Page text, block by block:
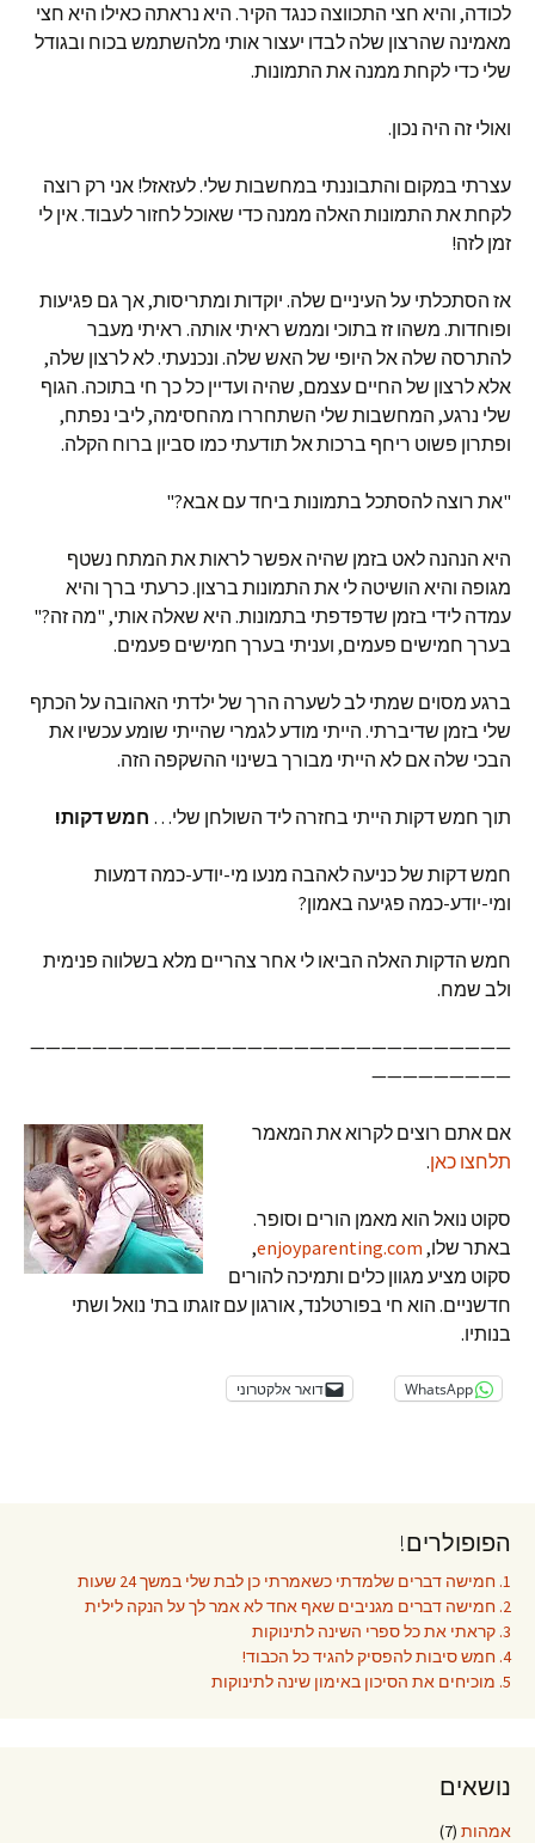
לכודה, והיא חצי התכווצה כנגד הקיר. היא נראתה כאילו היא חצי
מאמינה שהרצון שלה לבדו יעצור אותי מלהשתמש בכוח ובגודל
שלי כדי לקחת ממנה את התמונות.
ואולי זה היה נכון.
עצרתי במקום והתבוננתי במחשבות שלי. לעזאזל! אני רק רוצה
לקחת את התמונות האלה ממנה כדי שאוכל לחזור לעבוד. אין לי
זמן לזה!
אז הסתכלתי על העיניים שלה. יוקדות ומתריסות, אך גם פגיעות
ופוחדות. משהו זז בתוכי וממש ראיתי אותה. ראיתי מעבר
להתרסה שלה אל היופי של האש שלה. ונכנעתי. לא לרצון שלה,
אלא לרצון של החיים עצמם, שהיה ועדיין כל כך חי בתוכה. הגוף
שלי נרגע, המחשבות שלי השתחררו מהחסימה, ליבי נפתח,
ופתרון פשוט ריחף ברכות אל תודעתי כמו סביון ברוח הקלה.
"את רוצה להסתכל בתמונות ביחד עם אבא?"
היא הנהנה לאט בזמן שהיה אפשר לראות את המתח נשטף
מגופה והיא הושיטה לי את התמונות ברצון. כרעתי ברך והיא
עמדה לידי בזמן שדפדפתי בתמונות. היא שאלה אותי, "מה זה?"
בערך חמישים פעמים, ועניתי בערך חמישים פעמים.
ברגע מסוים שמתי לב לשערה הרך של ילדתי האהובה על הכתף
שלי בזמן שדיברתי. הייתי מודע לגמרי שהייתי שומע עכשיו את
הבכי שלה אם לא הייתי מבורך בשינוי ההשקפה הזה.
תוך חמש דקות הייתי בחזרה ליד השולחן שלי… חמש דקות!
חמש דקות של כניעה לאהבה מנעו מי-יודע-כמה דמעות
ומי-יודע-כמה פגיעה באמון?
חמש הדקות האלה הביאו לי אחר צהריים מלא בשלווה פנימית
ולב שמח.
———————————————————————————————
—————————
אם אתם רוצים לקרוא את המאמר
תלחצו כאן.
סקוט נואל הוא מאמן הורים וסופר.
באתר שלו, enjoyparenting.com
,
סקוט מציע מגוון כלים ותמיכה להורים
חדשניים. הוא חי בפורטלנד, אורגון עם זוגתו בת' נואל ושתי
בנותיו.
WhatsApp דואר אלקטרוני
הפופולרים!
1. חמישה דברים שלמדתי כשאמרתי כן לבת שלי במשך 24 שעות
2. חמישה דברים מגניבים שאף אחד לא אמר לך על הנקה לילית
3. קראתי את כל ספרי השינה לתינוקות
4. חמש סיבות להפסיק להגיד כל הכבוד!
5. מוכיחים את הסיכון באימון שינה לתינוקות
נושאים
אמהות (7)